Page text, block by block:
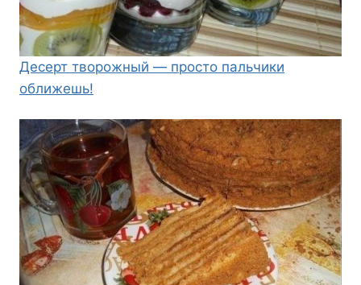
Десерт творожный — просто пальчики
оближешь!